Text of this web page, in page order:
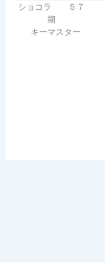
ショコラ ５７
期
キーマスター